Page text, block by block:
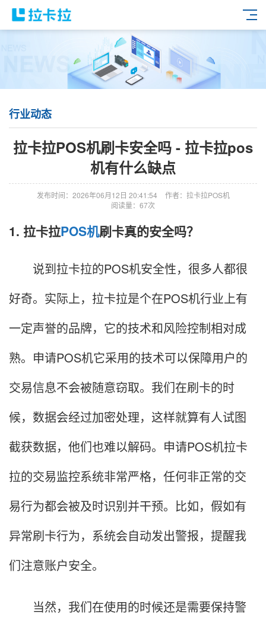
行业动态
拉卡拉POS机刷卡安全吗 - 拉卡拉pos
机有什么缺点
发布时间：2026年06月12日 20:41:54
作者：拉卡拉POS机
阅读量：67次
1. 拉卡拉POS机刷卡真的安全吗？
说到拉卡拉的POS机安全性，很多人都很
好奇。实际上，拉卡拉是个在POS机行业上有
一定声誉的品牌，它的技术和风险控制相对成
熟。申请POS机它采用的技术可以保障用户的
交易信息不会被随意窃取。我们在刷卡的时
候，数据会经过加密处理，这样就算有人试图
截获数据，他们也难以解码。申请POS机拉卡
拉的交易监控系统非常严格，任何非正常的交
易行为都会被及时识别并干预。比如，假如有
异常刷卡行为，系统会自动发出警报，提醒我
们注意账户安全。
当然，我们在使用的时候还是需要保持警